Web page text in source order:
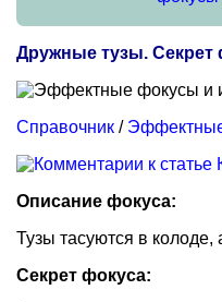
Дружные тузы. Секрет
Справочник / Эффектные
Описание фокуса:
Тузы тасуются в
Секрет фокуса: